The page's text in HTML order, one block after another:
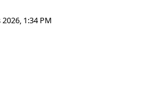
1:34 PM